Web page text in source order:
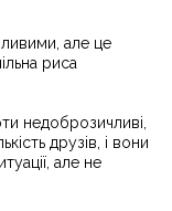
але це
риса
недоброзичливі,
друзів, і вони
але не